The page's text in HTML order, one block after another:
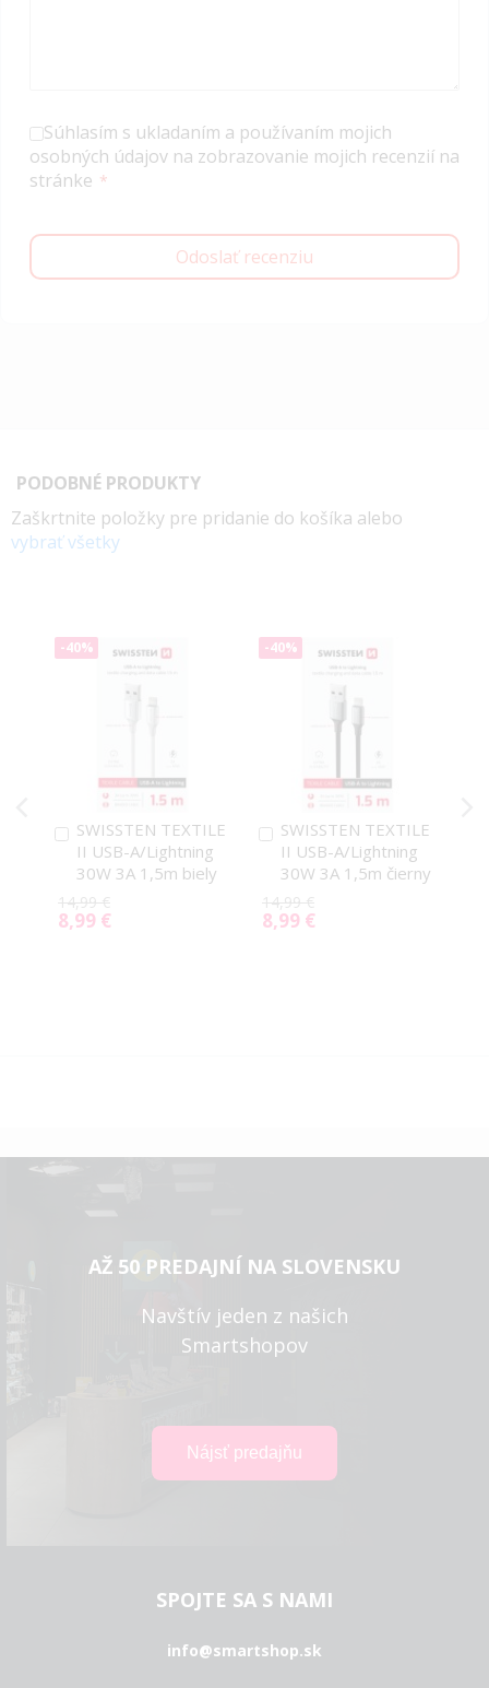
Súhlasím s ukladaním a používaním mojich
osobných údajov na zobrazovanie mojich recenzií na
stránke
Odoslať recenziu
PODOBNÉ PRODUKTY
Zaškrtnite položky pre pridanie do košíka alebo
vybrať všetky
-40%
SWISSTEN TEXTILE
II USB-A/Lightning
30W 3A 1,5m biely
14,99 €
Special
8,99 €
Pridať
do
košíka
-40%
SWISSTEN TEXTILE
II USB-A/Lightning
30W 3A 1,5m čierny
14,99 €
Special
8,99 €
Pridať
do
košíka
AŽ 50 PREDAJNÍ NA SLOVENSKU
Navštív jeden z našich
Smartshopov
SPOJTE SA S NAMI
info@smartshop.sk